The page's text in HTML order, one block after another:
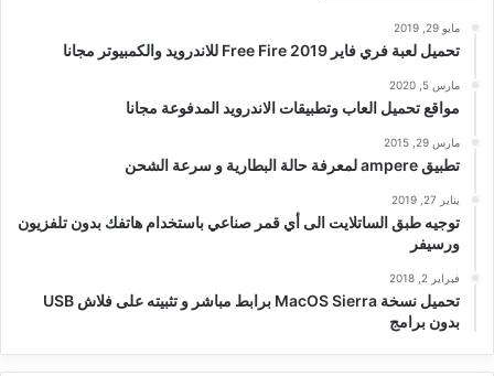
مايو 29, 2019
تحميل لعبة فري فاير Free Fire 2019 للاندرويد والكمبيوتر مجانا
مارس 5, 2020
مواقع تحميل العاب وتطبيقات الاندرويد المدفوعة مجانا
مارس 29, 2015
تطبيق ampere لمعرفة حالة البطارية و سرعة الشحن
يناير 27, 2019
توجيه طبق الساتلايت الى أي قمر صناعي باستخدام هاتفك بدون تلفزيون
ورسيفر
فبراير 2, 2018
تحميل نسخة MacOS Sierra برابط مباشر و تثبيته على فلاش USB
بدون برامج